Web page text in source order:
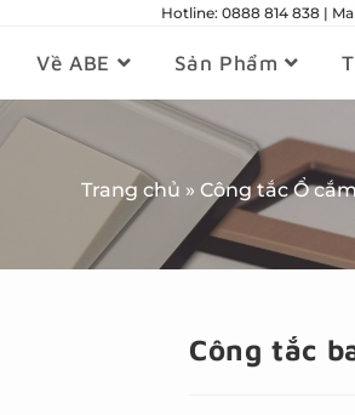
Hotline: 0888 814 838 |
Về ABE Sản Phẩm
Trang chủ » Công tắc Ổ
Công tắc